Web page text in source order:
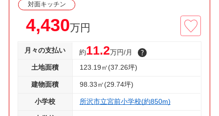
対面キッチン
4,430万円
月々の支払い 約11.2万円/月
土地面積 123.19㎡(37.26坪)
建物面積 98.33㎡(29.74坪)
小学校 所沢市立宮前小学校(約850m)